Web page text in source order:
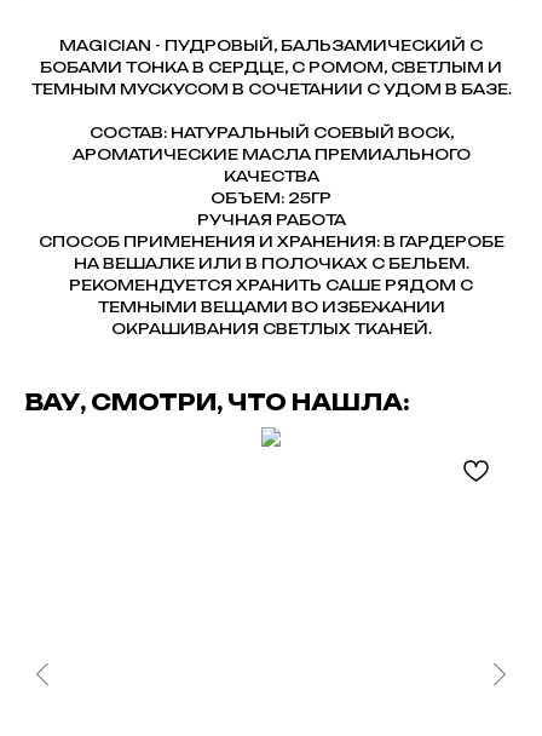
MAGICIAN - ПУДРОВЫЙ, БАЛЬЗАМИЧЕСКИЙ С
БОБАМИ ТОНКА В СЕРДЦЕ, С РОМОМ, СВЕТЛЫМ И
ТЕМНЫМ МУСКУСОМ В СОЧЕТАНИИ С УДОМ В БАЗЕ.
СОСТАВ: НАТУРАЛЬНЫЙ СОЕВЫЙ ВОСК,
АРОМАТИЧЕСКИЕ МАСЛА ПРЕМИАЛЬНОГО
КАЧЕСТВА
ОБЪЕМ: 25ГР
РУЧНАЯ РАБОТА
СПОСОБ ПРИМЕНЕНИЯ И ХРАНЕНИЯ: В ГАРДЕРОБЕ
НА ВЕШАЛКЕ ИЛИ В ПОЛОЧКАХ С БЕЛЬЕМ.
РЕКОМЕНДУЕТСЯ ХРАНИТЬ САШЕ РЯДОМ С
ТЕМНЫМИ ВЕЩАМИ ВО ИЗБЕЖАНИИ
ОКРАШИВАНИЯ СВЕТЛЫХ ТКАНЕЙ.
ВАУ, СМОТРИ, ЧТО НАШЛА: